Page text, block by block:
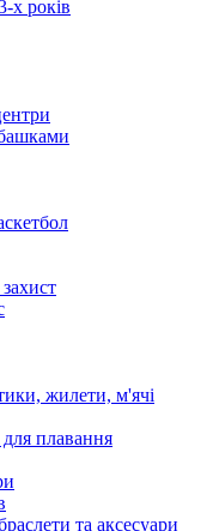
х років
жилети, м'ячі
плавання
та аксесуари